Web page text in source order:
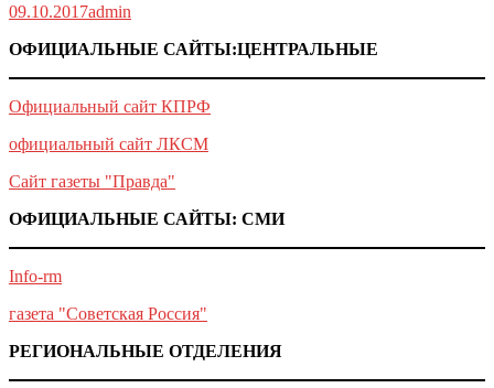
09.10.2017admin
ОФИЦИАЛЬНЫЕ САЙТЫ:ЦЕНТРАЛЬНЫЕ
Официальный сайт КПРФ
официальный сайт ЛКСМ
Сайт газеты "Правда"
ОФИЦИАЛЬНЫЕ САЙТЫ: СМИ
Info-rm
газета "Советская Россия"
РЕГИОНАЛЬНЫЕ ОТДЕЛЕНИЯ